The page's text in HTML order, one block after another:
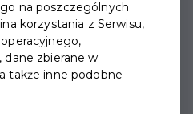
NA
gier planszowych na
na poszczególnych
korzystania z Serwisu,
dane zbierane w
także inne podobne